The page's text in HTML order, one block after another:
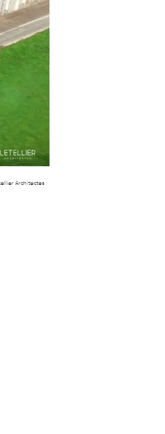
Architectes